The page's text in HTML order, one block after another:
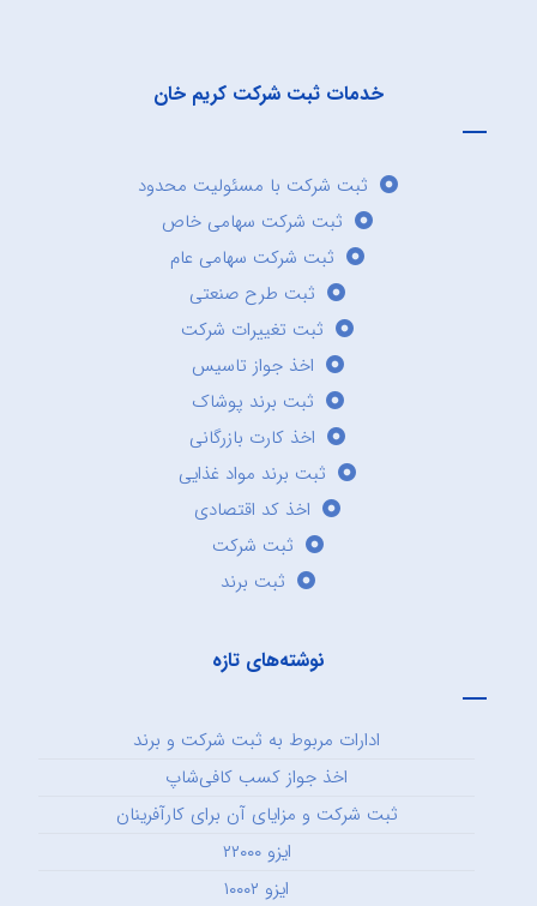
خدمات ثبت شرکت کریم خان
ثبت شرکت با مسئولیت محدود
ثبت شرکت سهامی خاص
ثبت شرکت سهامی عام
ثبت طرح صنعتی
ثبت تغییرات شرکت
اخذ جواز تاسیس
ثبت برند پوشاک
اخذ کارت بازرگانی
ثبت برند مواد غذایی
اخذ کد اقتصادی
ثبت شرکت
ثبت برند
نوشته‌های تازه
ادارات مربوط به ثبت شرکت و برند
اخذ جواز کسب کافی‌شاپ
ثبت شرکت و مزایای آن برای کارآفرینان
ایزو ۲۲۰۰۰
ایزو ۱۰۰۰۲